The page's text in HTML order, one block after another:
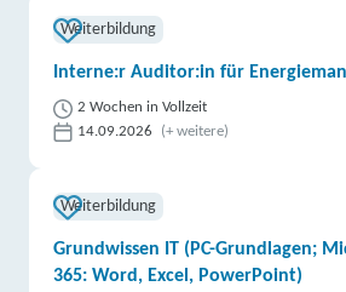
Berufliche Fortbildungszentren
Wirtschaft (bfz) gGmbH |
Bad Reichenhall Partner
weitere
Lernstudio Barbarossa / MegaKids
GmbH | Hainstraße 1, 96047
weitere
Weiterbildung
Interne:r Auditor:in für
2 Wochen in Vollzeit
14.09.2026
(+ weitere)
Weiterbildung
Grundwissen IT (PC-Grundlagen;
365: Word, Excel, PowerPoint)